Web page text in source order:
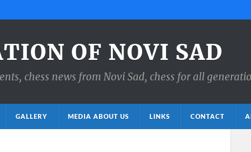
OF NOVI SAD
chess news from Novi Sad, chess for all
GALLERY MEDIA ABOUT US LINKS CONTACT